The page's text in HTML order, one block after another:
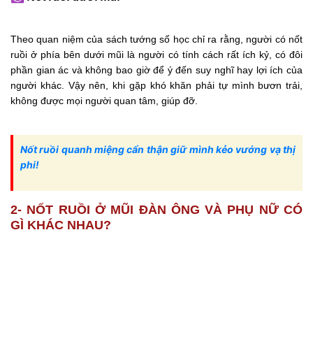
Theo quan niệm của sách tướng số học chỉ ra rằng, người có nốt
ruồi ở phía bên dưới mũi là người có tính cách rất ích kỷ, có đôi
phần gian ác và không bao giờ để ý đến suy nghĩ hay lợi ích của
người khác. Vậy nên, khi gặp khó khăn phải tự mình bươn trải,
không được mọi người quan tâm, giúp đỡ.
Nốt ruồi quanh miệng cẩn thận giữ mình kẻo vướng vạ thị
phi!
2- NỐT RUỒI Ở MŨI ĐÀN ÔNG VÀ PHỤ NỮ CÓ
GÌ KHÁC NHAU?